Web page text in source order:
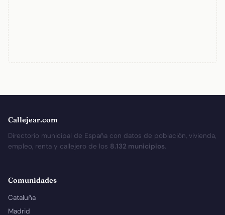
Callejear.com
Directorio municipal de España con datos de población, vivienda,
empleo, renta y callejero de los 8.132 municipios.
Comunidades
Cataluña
Madrid